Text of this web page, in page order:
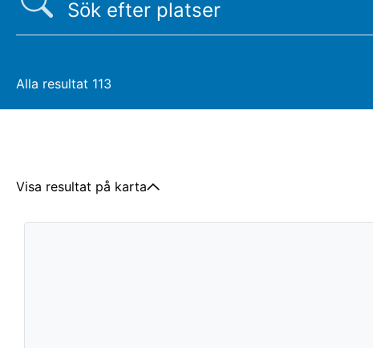
Alla resultat 113
Visa resultat på karta